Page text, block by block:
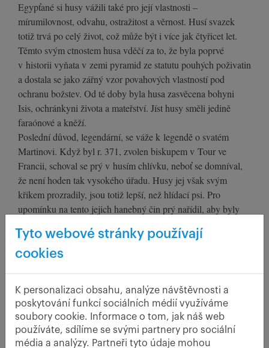
Egypťané si husy vážili také pro její vlastnosti –
mírumilovnost, odvahu, ostražitost a věrnost. Husí svazek
totiž trvá po celý život, což může být i více jak čtyřicet let.
Těmto svým ctnostem husa vděčí za to, že byla poprvé
v historii vyňata v zemi pyramid ze statutu pouhých poživatin
a dostala se jako zářný vzor povahových vlastností pod
ochranu božstev. Od té doby byla husa zasvěcena bohyni
Isis, ochránkyni života a mateřství. Jíst husy směli jedině
faraónové a kněží.
Poslední důvod, legendární, se váže k legendě o svatém
Martinovi. Když byl r. 371, zvolen biskupem v Tour ve
Francii, schoval se prý v husím chlívku, neboť se domníval,
že není hoden tak vysokého úřadu. Husy jej však svým
křikem prozradily, jsou totiž lepší, než hlídací psi. Pro
upomínku na tento jejich hanebný čin prý nařídil, aby byly
Tyto webové stránky používají
cookies
K personalizaci obsahu, analýze návštěvnosti a
poskytování funkcí sociálních médií využíváme
soubory cookie. Informace o tom, jak náš web
používáte, sdílíme se svými partnery pro sociální
média a analýzy. Partneři tyto údaje mohou